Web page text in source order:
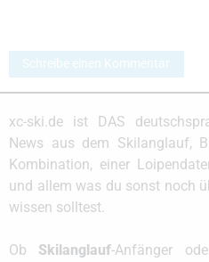
Schreibe einen Kommentar
xc-ski.de ist DAS
News aus dem Skilanglauf,
Kombination, einer
und allem was du sonst noch
wissen solltest.
Ob Skilanglauf-Anfänger